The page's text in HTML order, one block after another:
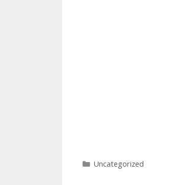
Catégories
Uncategorized